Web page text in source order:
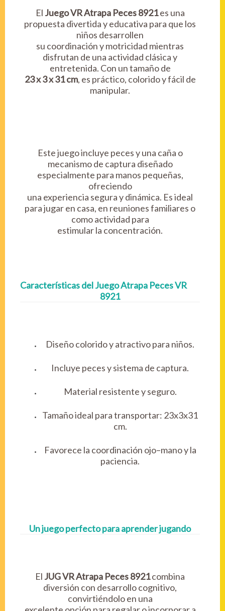
El Juego VR Atrapa Peces 8921es una
propuesta divertida y educativa para que los
niños desarrollen
su coordinación y motricidad mientras
disfrutan de una actividad clásica y
entretenida. Con un tamaño de
23 x 3 x 31 cm, es práctico, colorido y fácil de
manipular.
Este juego incluye peces y una caña o
mecanismo de captura diseñado
especialmente para manos pequeñas,
ofreciendo
una experiencia segura y dinámica. Es ideal
para jugar en casa, en reuniones familiares o
como actividad para
estimular la concentración.
Características del Juego Atrapa Peces VR
8921
Diseño colorido y atractivo para niños.
Incluye peces y sistema de captura.
Material resistente y seguro.
Tamaño ideal para transportar: 23x3x31
cm.
Favorece la coordinación ojo–mano y la
paciencia.
Un juego perfecto para aprender jugando
El JUG VR Atrapa Peces 8921combina
diversión con desarrollo cognitivo,
convirtiéndolo en una